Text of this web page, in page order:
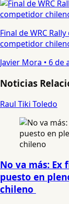
Final de WRC
competidor
Javier Mora • 6 de
Noticias
Raul Tiki Toledo
No va más: Ex
puesto en
chileno